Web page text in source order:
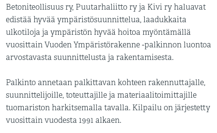
Betoniteollisuus ry, Puutarhaliitto ry ja Kivi ry haluavat
edistää hyvää ympäristösuunnittelua, laadukkaita
ulkotiloja ja ympäristön hyvää hoitoa myöntämällä
vuosittain Vuoden Ympäristörakenne -palkinnon luontoa
arvostavasta suunnittelusta ja rakentamisesta.
Palkinto annetaan palkittavan kohteen rakennuttajalle,
suunnittelijoille, toteuttajille ja materiaalitoimittajille
tuomariston harkitsemalla tavalla. Kilpailu on järjestetty
vuosittain vuodesta 1991 alkaen.